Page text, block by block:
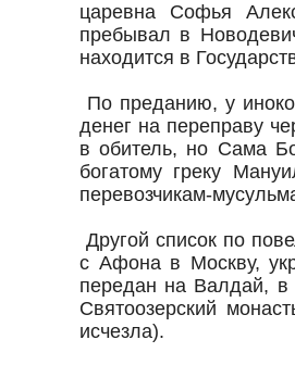
царевна Софья
пребывал в
находится в
По преданию, у
денег на переправу
в обитель, но Сама
богатому греку
перевозчикам-
Другой список по
с Афона в Москву,
передан на Валдай, в
Святоозерский
исчезла).